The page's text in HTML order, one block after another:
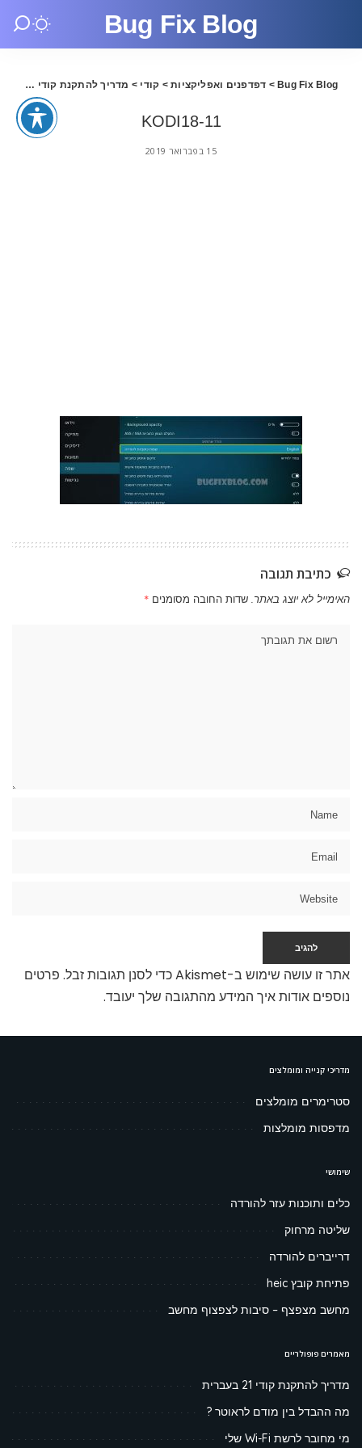
Bug Fix Blog
Bug Fix Blog
> דפדפנים ואפליקציות> קודי > מדריך להתקנת קודי 18 בעברית
KODI18-11
15 בפברואר 2019
כתיבת תגובה
האימייל לא יוצג באתר. שדות החובה מסומנים *
אתר זו עושה שימוש ב-Akismet כדי לסנן תגובות זבל.
פרטים
נוספים אודות איך המידע מהתגובה שלך יעובד.
מדריכי קנייה ומומלצים
סטרימרים מומלצים
מדפסות מומלצות
שימושי
כלים ותוכנות עזר להורדה
שליטה מרחוק
דרייברים להורדה
פתיחת קובץ heic
מחשב מצפצף – סיבות לצפצוף מחשב
מאמרים פופולריים
מדריך להתקנת קודי 21 בעברית
מה ההבדל בין מודם לראוטר ?
מי מחובר לרשת Wi-Fi שלי